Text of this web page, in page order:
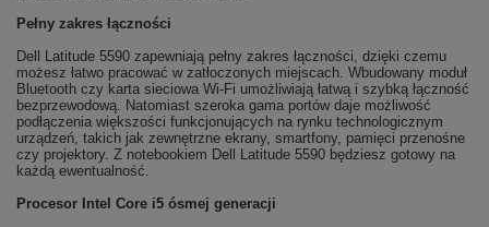
Pełny zakres łączności
Dell Latitude 5590 zapewniają pełny zakres łączności, dzięki czemu
możesz łatwo pracować w zatłoczonych miejscach. Wbudowany moduł
Bluetooth czy karta sieciowa Wi-Fi umożliwiają łatwą i szybką łączność
bezprzewodową. Natomiast szeroka gama portów daje możliwość
podłączenia większości funkcjonujących na rynku technologicznym
urządzeń, takich jak zewnętrzne ekrany, smartfony, pamięci przenośne
czy projektory. Z notebookiem Dell Latitude 5590 będziesz gotowy na
każdą ewentualność.
Procesor Intel Core i5 ósmej generacji